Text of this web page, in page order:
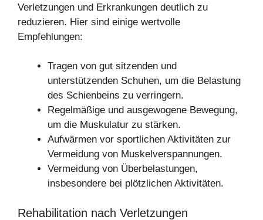
Verletzungen und Erkrankungen deutlich zu
reduzieren. Hier sind einige wertvolle
Empfehlungen:
Tragen von gut sitzenden und
unterstützenden Schuhen, um die Belastung
des Schienbeins zu verringern.
Regelmäßige und ausgewogene Bewegung,
um die Muskulatur zu stärken.
Aufwärmen vor sportlichen Aktivitäten zur
Vermeidung von Muskelverspannungen.
Vermeidung von Überbelastungen,
insbesondere bei plötzlichen Aktivitäten.
Rehabilitation nach Verletzungen